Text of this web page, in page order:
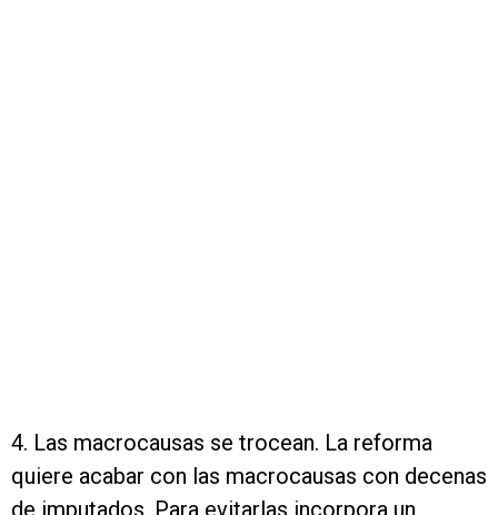
4. Las macrocausas se trocean. La reforma
quiere acabar con las macrocausas con decenas
de imputados. Para evitarlas incorpora un